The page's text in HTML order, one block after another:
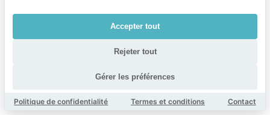
via Mobypark
réduit le risque
de “pas de
disponible”.
Accepter tout
Rejeter tout
Gérer les préférences
Politique de confidentialité Termes et conditions Contact